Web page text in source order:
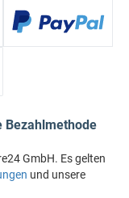
Bezahlmethode
GmbH. Es gelten
und unsere